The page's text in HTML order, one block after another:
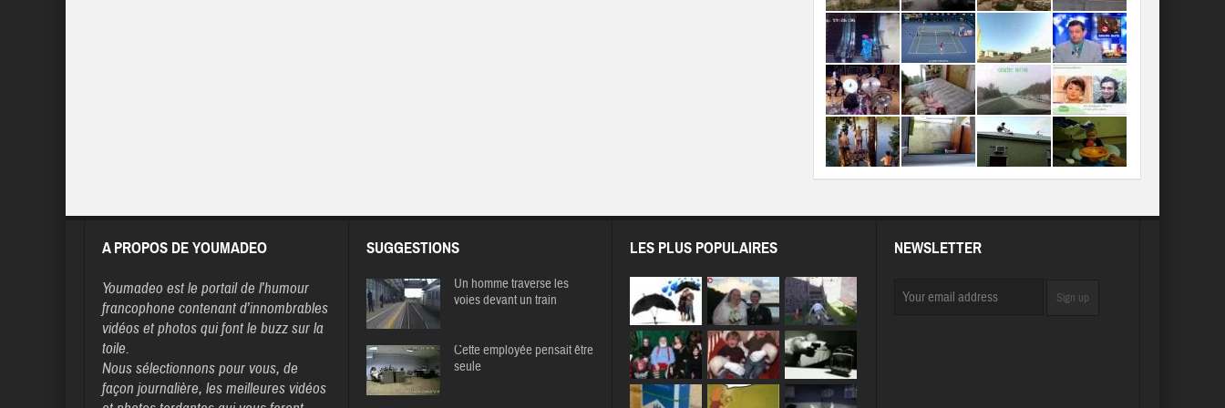
A PROPOS DE YOUMADEO
Youmadeo est le portail de l’humour
francophone contenant d’innombrables
vidéos et photos qui font le buzz sur la
toile.
Nous sélectionnons pour vous, de
façon journalière, les meilleures vidéos
SUGGESTIONS
Un homme traverse les
voies devant un train
Cette employée pensait être
seule
LES PLUS POPULAIRES NEWSLETTER